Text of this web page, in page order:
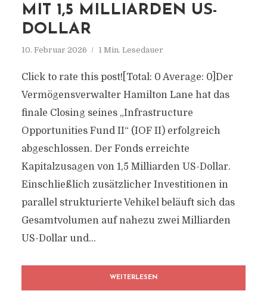
IT 1,5 MILLIARDEN US-D
OLLAR
10. Februar 2026 1 Min. Lesedauer
Click to rate this post![Total: 0 Average: 0]Der
Vermögensverwalter Hamilton Lane hat das
finale Closing seines „Infrastructure
Opportunities Fund II“ (IOF II) erfolgreich
abgeschlossen. Der Fonds erreichte
Kapitalzusagen von 1,5 Milliarden US-Dollar.
Einschließlich zusätzlicher Investitionen in
parallel strukturierte Vehikel beläuft sich das
Gesamtvolumen auf nahezu zwei Milliarden
US-Dollar und...
WEITERLESEN